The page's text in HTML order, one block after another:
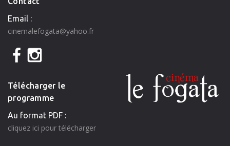
Email :
cinemalefogata@yahoo.fr
Télécharger le
programme
Au format PDF :
cliquez ici pour télécharger